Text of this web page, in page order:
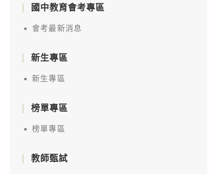
國中教育會考專區
會考最新消息
新生專區
新生專區
榜單專區
榜單專區
教師甄試